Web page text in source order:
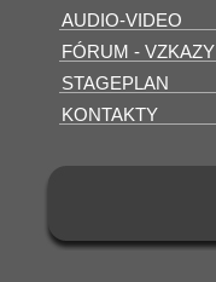
AUDIO-VIDEO
FÓRUM - VZKAZY
STAGEPLAN
KONTAKTY